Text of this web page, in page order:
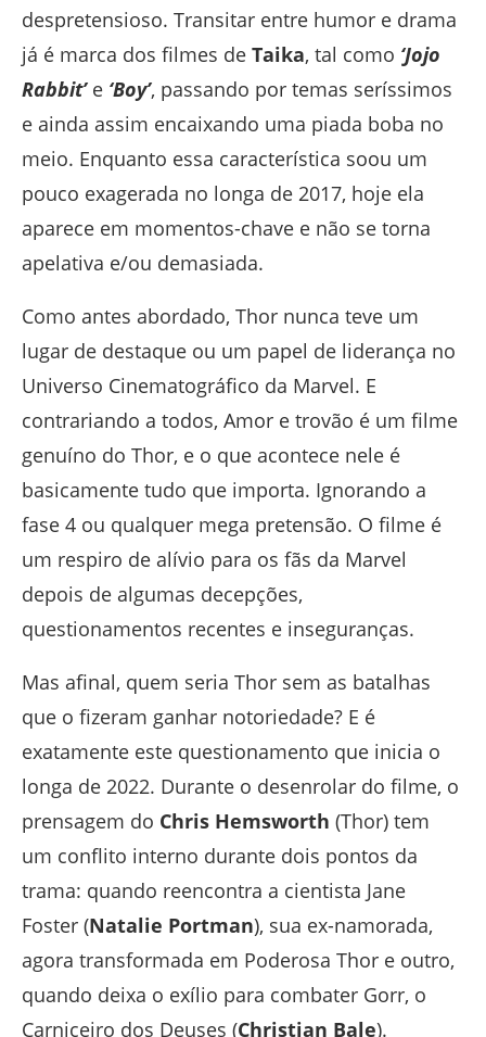
despretensioso. Transitar entre humor e drama
já é marca dos filmes de Taika, tal como ‘Jojo
Rabbit’ e ‘Boy’, passando por temas seríssimos
e ainda assim encaixando uma piada boba no
meio. Enquanto essa característica soou um
pouco exagerada no longa de 2017, hoje ela
aparece em momentos-chave e não se torna
apelativa e/ou demasiada.
Como antes abordado, Thor nunca teve um
lugar de destaque ou um papel de liderança no
Universo Cinematográfico da Marvel. E
contrariando a todos, Amor e trovão é um filme
genuíno do Thor, e o que acontece nele é
basicamente tudo que importa. Ignorando a
fase 4 ou qualquer mega pretensão. O filme é
um respiro de alívio para os fãs da Marvel
depois de algumas decepções,
questionamentos recentes e inseguranças.
Mas afinal, quem seria Thor sem as batalhas
que o fizeram ganhar notoriedade? E é
exatamente este questionamento que inicia o
longa de 2022. Durante o desenrolar do filme, o
prensagem do Chris Hemsworth (Thor) tem
um conflito interno durante dois pontos da
trama: quando reencontra a cientista Jane
Foster (Natalie Portman), sua ex-namorada,
agora transformada em Poderosa Thor e outro,
quando deixa o exílio para combater Gorr, o
Carniceiro dos Deuses (Christian Bale).